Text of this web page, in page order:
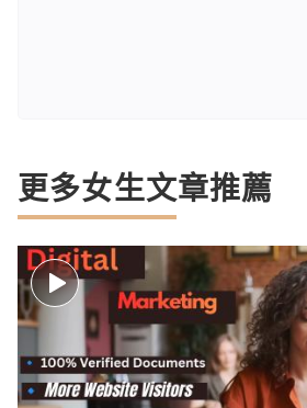
更多女生文章推薦